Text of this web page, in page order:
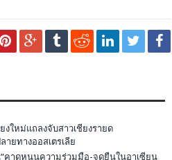
งใหม่แถลงจับสาวเชียงรายด
ยทางออสเตรเลีย
คาดหนุนความร่วมมือ-จุดยืนในอาเซียน